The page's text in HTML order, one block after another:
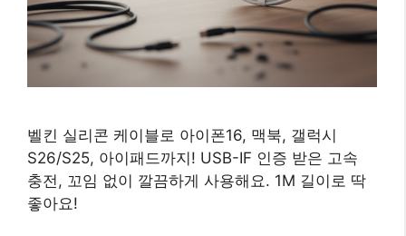
벨킨 실리콘 케이블로 아이폰16, 맥북, 갤럭시
S26/S25, 아이패드까지! USB-IF 인증 받은 고속
충전, 꼬임 없이 깔끔하게 사용해요. 1M 길이로 딱
좋아요!